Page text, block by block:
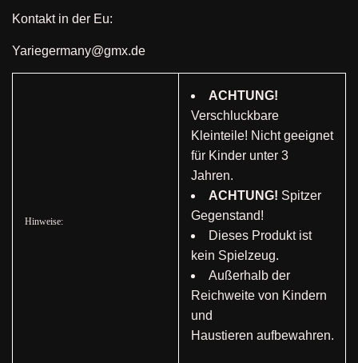
Kontakt in der Eu:
Yariegermany@gmx.de
Hinweise:
ACHTUNG!
Verschluckbare
Kleinteile! Nicht geeignet
für Kinder unter 3
Jahren.
ACHTUNG! Spitzer
Gegenstand!
Dieses Produkt ist
kein Spielzeug.
Außerhalb der
Reichweite von Kindern
und
Haustieren aufbewahren.